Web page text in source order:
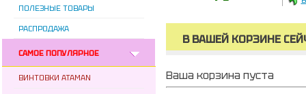
ПОЛЕЗНЫЕ ТОВАРЫ
РАСПРОДАЖА
САМОЕ ПОПУЛЯРНОЕ
ВИНТОВКИ ATAMAN
В ВАШЕЙ КОРЗИНЕ
Ваша корзина пуста